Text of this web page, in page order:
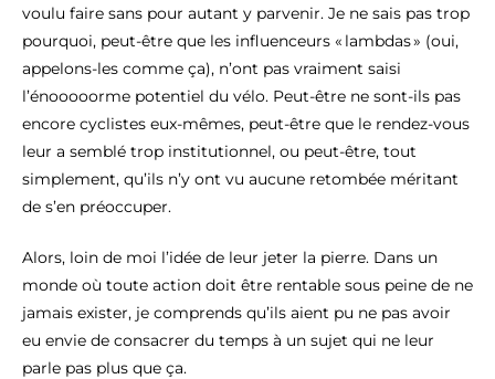
voulu faire sans pour autant y parvenir. Je ne sais pas trop
pourquoi, peut-être que les influenceurs « lambdas » (oui,
appelons-les comme ça), n’ont pas vraiment saisi
l’énooooorme potentiel du vélo. Peut-être ne sont-ils pas
encore cyclistes eux-mêmes, peut-être que le rendez-vous
leur a semblé trop institutionnel, ou peut-être, tout
simplement, qu’ils n’y ont vu aucune retombée méritant
de s’en préoccuper.
Alors, loin de moi l’idée de leur jeter la pierre. Dans un
monde où toute action doit être rentable sous peine de ne
jamais exister, je comprends qu’ils aient pu ne pas avoir
eu envie de consacrer du temps à un sujet qui ne leur
parle pas plus que ça.